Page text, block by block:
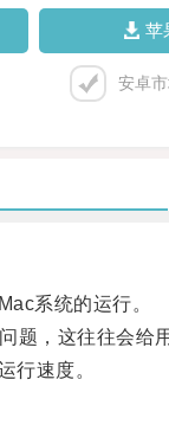
苹
安卓
系统的运行。
，这往往会给用
速度。